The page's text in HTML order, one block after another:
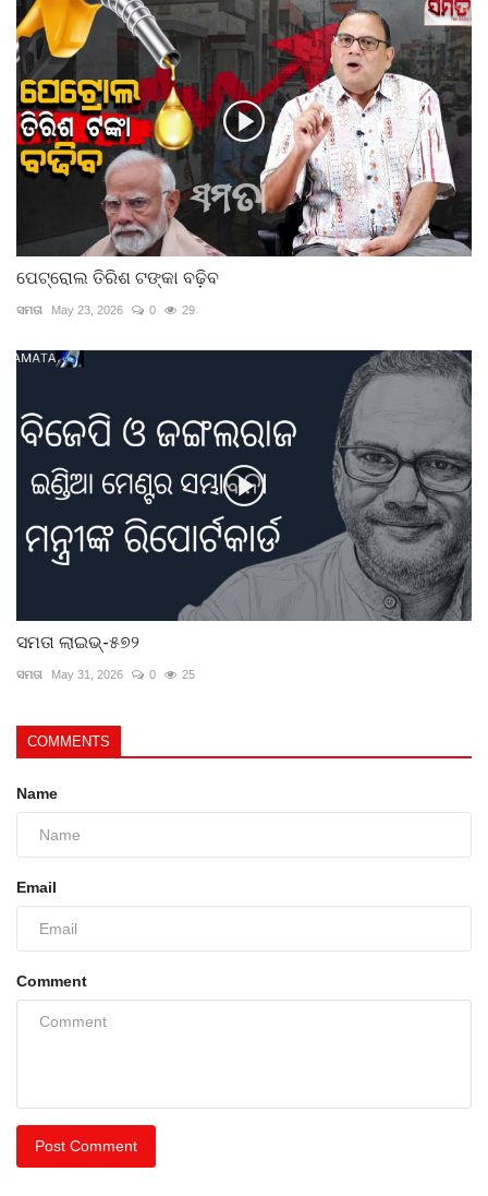
ପେଟ୍ରୋଲ ତିରିଶ ଟଙ୍କା ବଢ଼ିବ
ସମତା May 23, 2026 0 29
ସମତା ଲାଇଭ୍-୫୭୨
ସମତା May 31, 2026 0 25
COMMENTS
Name
Email
Comment
Post Comment